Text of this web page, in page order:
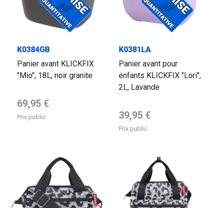
K0384GB
Panier avant KLICKFIX
"Mio", 18L, noir granite
Prix de base
69,95 €
Prix public
K0381LA
Panier avant pour
enfants KLICKFIX "Lori",
2L, Lavande
Prix de base
39,95 €
Prix public